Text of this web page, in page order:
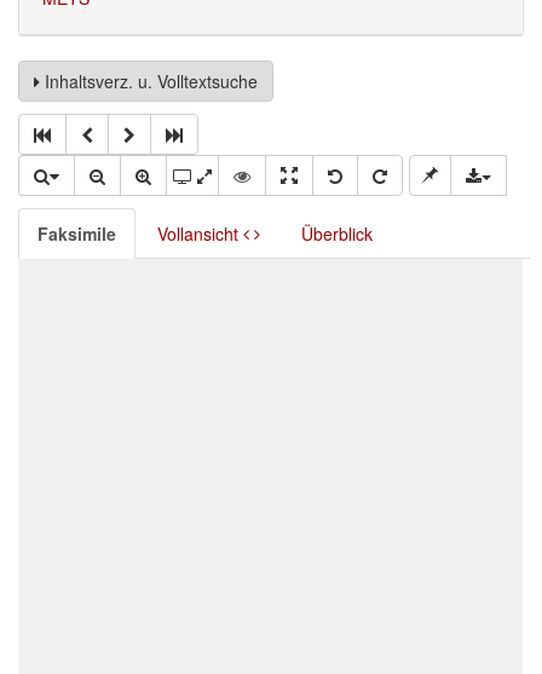
Inhaltsverz. u. Volltextsuche
Faksimile Vollansicht Überblick